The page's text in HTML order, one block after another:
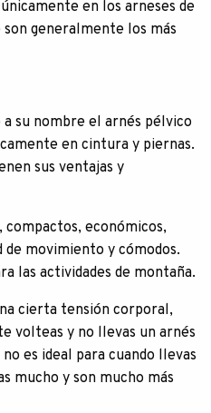
en los arneses de
son generalmente los más
su nombre el arnés pélvico
en cintura y piernas.
sus ventajas y
compactos, económicos,
movimiento y cómodos.
las actividades de montaña.
cierta tensión corporal,
volteas y no llevas un arnés
es ideal para cuando llevas
mucho y son mucho más